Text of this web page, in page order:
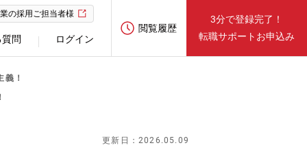
の採用ご担当者様
問 ログイン
閲覧履歴
3分で登録完了！
転職サポートお申込み
！
更新日：2026.05.09